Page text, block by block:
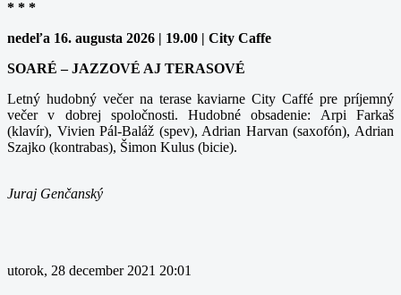
* * *
nedeľa 16. augusta 2026 | 19.00 | City Caffe
SOARÉ – JAZZOVÉ AJ TERASOVÉ
Letný hudobný večer na terase kaviarne City Caffé pre príjemný
večer v dobrej spoločnosti. Hudobné obsadenie: Arpi Farkaš
(klavír), Vivien Pál-Baláž (spev), Adrian Harvan (saxofón), Adrian
Szajko (kontrabas), Šimon Kulus (bicie).
Juraj Genčanský
utorok, 28 december 2021 20:01